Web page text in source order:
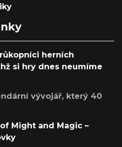
herních
si hry dnes neumíme
vývojář, který 40
Might and Magic –